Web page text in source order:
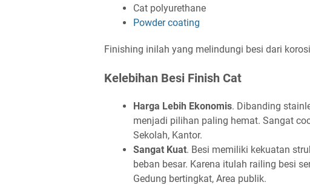
Cat polyurethane
Powder coating
Finishing inilah yang melindungi besi dari
Kelebihan Besi Finish Cat
Harga Lebih Ekonomis. Dibanding
menjadi pilihan paling hemat. Sangat
Sekolah, Kantor.
Sangat Kuat. Besi memiliki kekuatan
beban besar. Karena itulah railing besi
Gedung bertingkat, Area publik.